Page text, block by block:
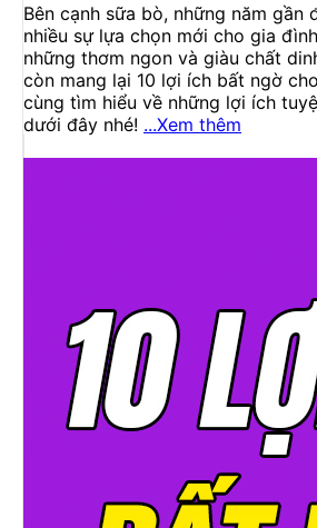
Bên cạnh sữa bò, những năm gần
nhiều sự lựa chọn mới cho gia
những thơm ngon và giàu chất
còn mang lại 10 lợi ích bất ngờ
cùng tìm hiểu về những lợi ích
dưới đây nhé! ...Xem thêm